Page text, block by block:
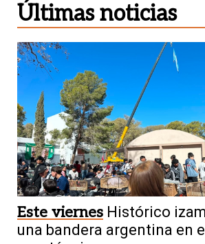
Últimas noticias
Este viernes Histórico
una bandera argentina en